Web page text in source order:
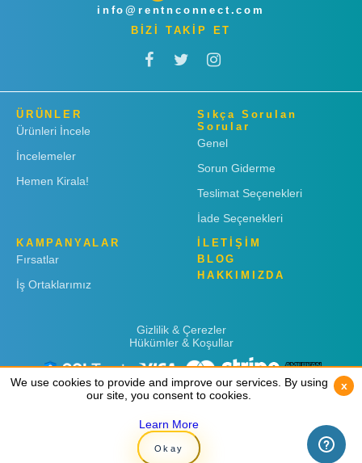
info@rentnconnect.com
BİZİ TAKİP ET
ÜRÜNLER
Ürünleri İncele
İncelemeler
Hemen Kirala!
Sıkça Sorulan
Sorular
Genel
Sorun Giderme
Teslimat Seçenekleri
İade Seçenekleri
KAMPANYALAR
Fırsatlar
İş Ortaklarımız
İLETİŞİM
BLOG
HAKKIMIZDA
Gizlilik & Çerezler
Hükümler & Koşullar
Copyright © 2019 Rent 'n Connect
We use cookies to provide and improve our services. By using
our site, you consent to cookies.
Learn More
Okay
x
We use cookies to provide and improve our services. By using
our site, you consent to cookies.
Learn More
Okay
x